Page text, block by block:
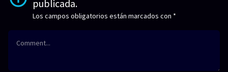
publicada.
Los campos obligatorios están marcados con *